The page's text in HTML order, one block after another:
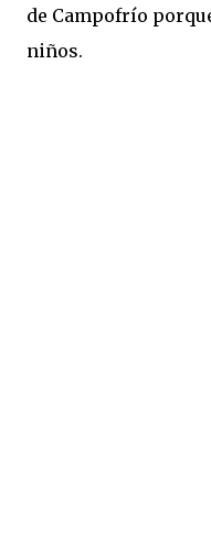
de Campofrío
niños.